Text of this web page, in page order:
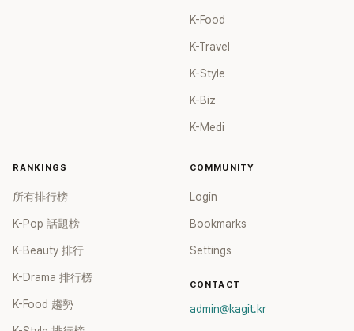
K-Food
K-Travel
K-Style
K-Biz
K-Medi
RANKINGS
所有排行榜
K-Pop 話題榜
K-Beauty 排行
K-Drama 排行榜
K-Food 趨勢
COMMUNITY
Login
Bookmarks
Settings
CONTACT
admin@kagit.kr